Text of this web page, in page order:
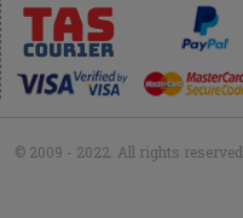
© 2009 - 2022. All rights reserved